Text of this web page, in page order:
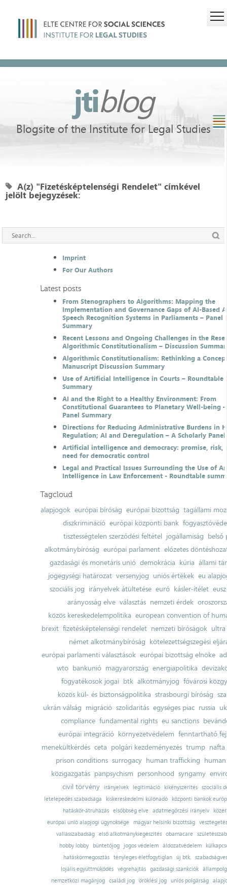
jtiblog
Blogsite of the Institute for Legal Studies
A(z) "Fizetésképtelenségi Rendelet" címkével
jelölt bejegyzések:
Imprint
For Our Authors
Latest posts
From Stenographers to Algorithms: Mapping the
Implementation and Governance Gaps of AI-Based
Speech Recognition Systems in Parliaments – Panel
Summary
Recent Lessons and Ongoing Challenges in the
Algorithmic Constitutionalism – Discussion
Algorithmic Constitutionalism: Rethinking a
Manuscript Discussion Summary
Use of Artificial Intelligence in Courts – Roundtable
Summary
AI and the Right to a Healthy Environment: From
Constitutional Guarantees to Planetary Well-being
Panel Summary
Directions for Reducing Administrative Burdens in
Regulation; AI and Deregulation – A Scholarly
Artificial intelligence and democracy: promise, risk,
need for democratic control
Legal and Practical Issues Surrounding the Use of
Intelligence in Law Enforcement - Roundtable
Tagcloud
alapjogok európai bíróság európai bizottság tagállami
diszkrimináció európai központi bank
tisztességtelen szerződési feltétel jogállamiság belső
alkotmánybíróság európai parlament előzetes
gazdasági és monetáris unió demokrácia kúria állami
jogegységi határozat versenyjog uniós értékek eu
szociális jog irányelvek átültetése euró kásler-ítélet
arányosság elve választás nemzeti érdek
közös kereskedelempolitika european convention of
brexit fizetésképtelenségi rendelet nemzeti bíróságok ultra
német alkotmánybíróság kötelezettségszegési
európai parlamenti választások európai bizottság elnöke
wto bankunió magyarország energiapolitika
fogyatékosok jogai btk alkotmányjog fővárosi
közös kül- és biztonságpolitika strasbourgi bíróság
ukrán válság migráció szolidaritás egységes piac russia
compliance fundamental rights eu sanctions
európai integráció környezetvédelem fenntartható
menekültkérdés ceta polgári kezdeményezés trump nafta
prison conditions surrogacy human trafficking
közigazgatás panpsychism personhood syngamy
civil törvény
irányelvek legitimáció kikényszerítés szociális
letelepedés szabadsága
kiskereskedelmi különadó
központi bankok
hatáskör-átruházás
elsőbbség elve adatmegőrzési irányelv
európai unió alapjogi ügynoksége
magyar helsinki bizottság
vesztegetés
vallásszabadság
első alkotmánykiegészítés obamacare
hobby lobby
büntetőjog jogos védelem áldozatvédelem
hatáskörmegosztás tényleges életfogytiglan új btk.
lojális együttműködés
végrehajtás gazdasági szankciók
nemzetközi magánjog
családi jog öröklési jog uniós polgárság